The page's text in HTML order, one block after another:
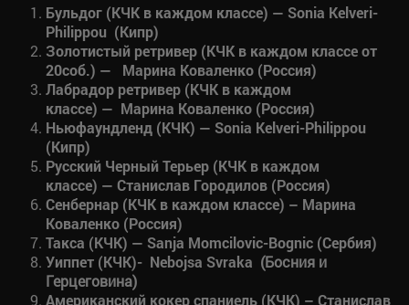
Бульдог (КЧК в каждом классе) — Sonia Kelveri-
Philippou (Кипр)
Золотистый ретривер (КЧК в каждом классе от
20соб.) —
Марина Коваленко (Россия)
Лабрадор ретривер (КЧК в каждом
классе) — Марина Коваленко (Россия)
Ньюфаундленд (КЧК) — Sonia Kelveri-Philippou
(Кипр)
Русский Черный Терьер (КЧК в каждом
классе) — Станислав Городилов (Россия)
Сенбернар (КЧК в каждом классе) – Марина
Коваленко (Россия)
Такса (КЧК) — Sanja Momcilovic-Bognic (Сербия)
Уиппет (КЧК)- Nebojsa Svraka (Босния и
Герцеговина)
Американский кокер спаниель (КЧК) – Станислав